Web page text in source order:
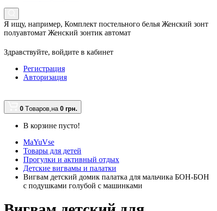
Я ищу, например, Комплект постельного белья Женский зонт
полуавтомат Женский зонтик автомат
Здравствуйте, войдите в кабинет
Регистрация
Авторизация
0 Tоваров,на 0 грн.
В корзине пусто!
MaYuVse
Товары для детей
Прогулки и активный отдых
Детские вигвамы и палатки
Вигвам детский домик палатка для мальчика БОН-БОН
с подушками голубой с машинками